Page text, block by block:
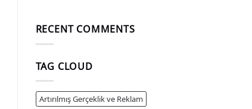
RECENT COMMENTS
TAG CLOUD
Artırılmış Gerçeklik ve Reklam